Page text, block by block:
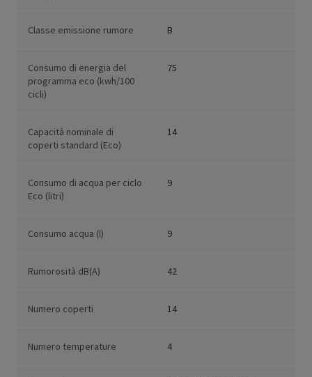
Classe emissione rumore B
Consumo di energia del
programma eco (kwh/100
cicli)
75
Capacità nominale di
coperti standard (Eco)
14
Consumo di acqua per ciclo
Eco (litri)
9
Consumo acqua (l) 9
Rumorosità dB(A) 42
Numero coperti 14
Numero temperature 4